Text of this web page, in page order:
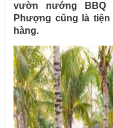
vườn nướng BBQ
Phượng cũng là
hàng.